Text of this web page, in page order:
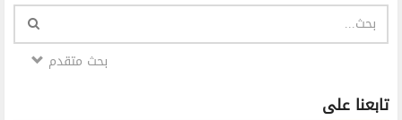
بحث متقدم
تابعنا على